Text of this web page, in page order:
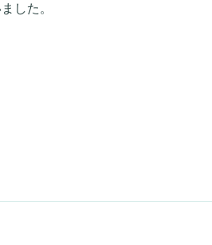
した。